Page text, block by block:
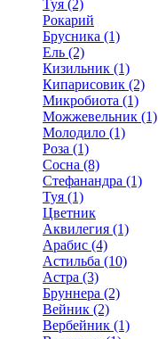
Туя (2)
Рокарий
Брусника (1)
Ель (2)
Кизильник (1)
Кипарисовик (2)
Микробиота (1)
Можжевельник (1)
Молодило (1)
Роза (1)
Сосна (8)
Стефанандра (1)
Туя (1)
Цветник
Аквилегия (1)
Арабис (4)
Астильба (10)
Астра (3)
Бруннера (2)
Вейник (2)
Вербейник (1)